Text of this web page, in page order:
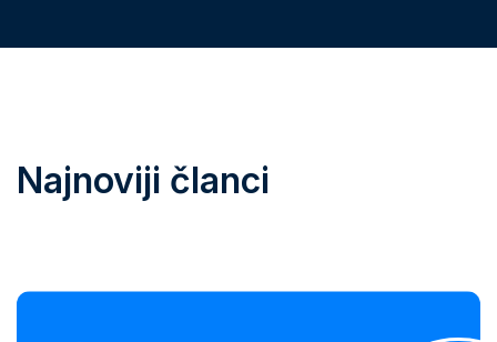
Najnoviji članci